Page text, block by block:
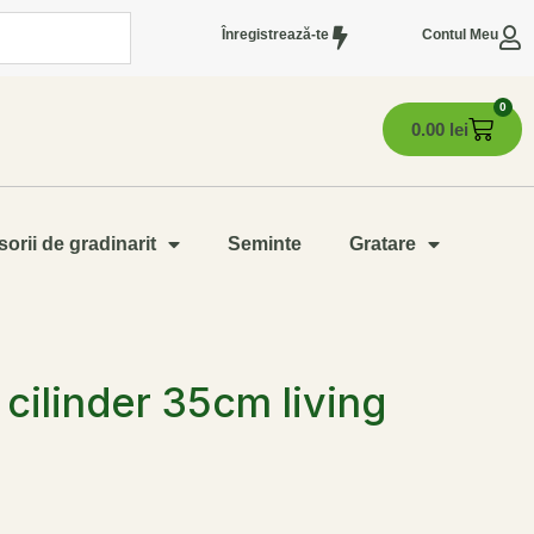
Înregistrează-te Contul Meu
0.00 lei
0
de gradinarit Seminte Gratare
35cm living